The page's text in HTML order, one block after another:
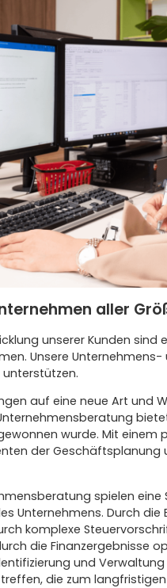
aller
unserer Kunden sind
Unsere
auf eine neue Art und
wurde. Mit einem
der
spielen
Unternehmens. Durch
komplexe
die Finanzergebnisse
und
die zum